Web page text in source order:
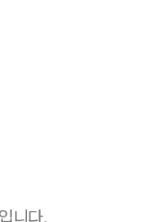
니다.